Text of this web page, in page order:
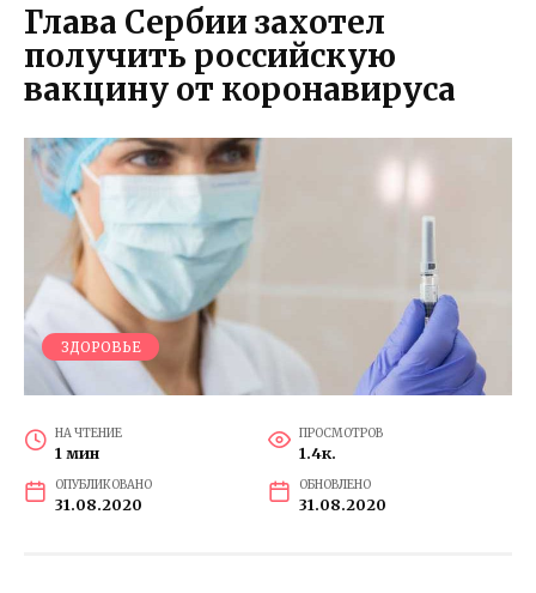
Глава Сербии захотел
получить российскую
вакцину от коронавируса
ЗДОРОВЬЕ
НА ЧТЕНИЕ
1 мин
ПРОСМОТРОВ
1.4к.
ОПУБЛИКОВАНО
31.08.2020
ОБНОВЛЕНО
31.08.2020